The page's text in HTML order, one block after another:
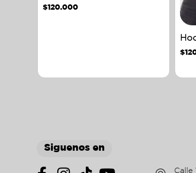
$120.000
$
Siguenos en
Calle